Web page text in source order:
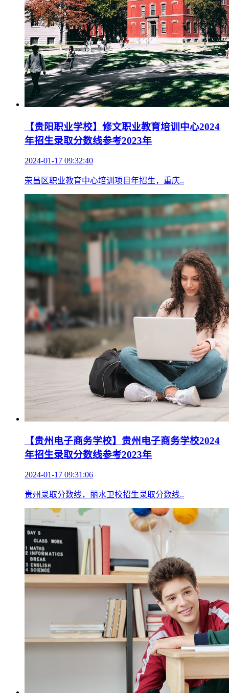
【贵阳职业学校】修文职业教育培训中心2024
年招生录取分数线参考2023年
2024-01-17 09:32:40
荣昌区职业教育中心培训项目年招生，重庆..
【贵州电子商务学校】贵州电子商务学校2024
年招生录取分数线参考2023年
2024-01-17 09:31:06
贵州录取分数线，丽水卫校招生录取分数线..